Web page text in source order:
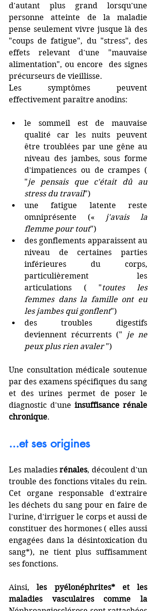
d'autant plus grand lorsqu'une
personne atteinte de la maladie
pense seulement vivre jusque là des
"coups de fatigue", du "stress", des
effets relevant d'une "mauvaise
alimentation", ou encore  des signes
précurseurs de vieillisse.
Les symptômes peuvent
effectivement paraître anodins:
le sommeil est de mauvaise
qualité car les nuits peuvent
être troublées par une gêne au
niveau des jambes, sous forme
d'impatiences ou de crampes (
"je pensais que c'était dû au
stress du travail")
une fatigue latente reste
omniprésente («
j'avais la
flemme pour tout")
des gonflements apparaissent au
niveau de certaines parties
inférieures du corps,
particulièrement les
articulations ( "toutes les
femmes dans la famille ont eu
les jambes qui gonflent")
des troubles digestifs
deviennent récurrents ("
je ne
peux plus rien avaler ")
Une consultation médicale soutenue
par des examens spécifiques du sang
et des urines permet de poser le
diagnostic d'une insuffisance rénale
chronique.
...et ses origines
Les maladies rénales, découlent d'un
trouble des fonctions vitales du rein.
Cet organe responsable d'extraire
les déchets du sang pour en faire de
l'urine, d'irriguer le corps et aussi de
constituer des hormones ( elles aussi
engagées dans la désintoxication du
sang*), ne tient plus suffisamment
ses fonctions.
Ainsi, les pyélonéphrites* et les